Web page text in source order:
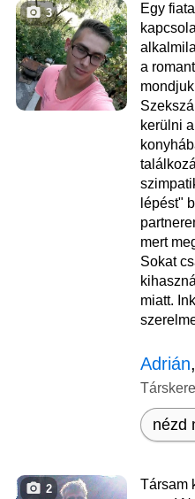
3
Egy
a
kerülni
lépést"
mert
Sokat
miatt.
Adrián
nézd
2
Társam